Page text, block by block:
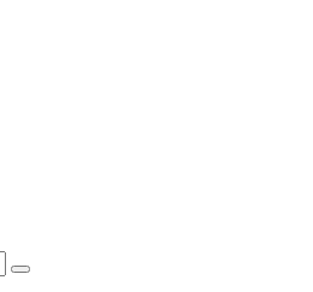
Search